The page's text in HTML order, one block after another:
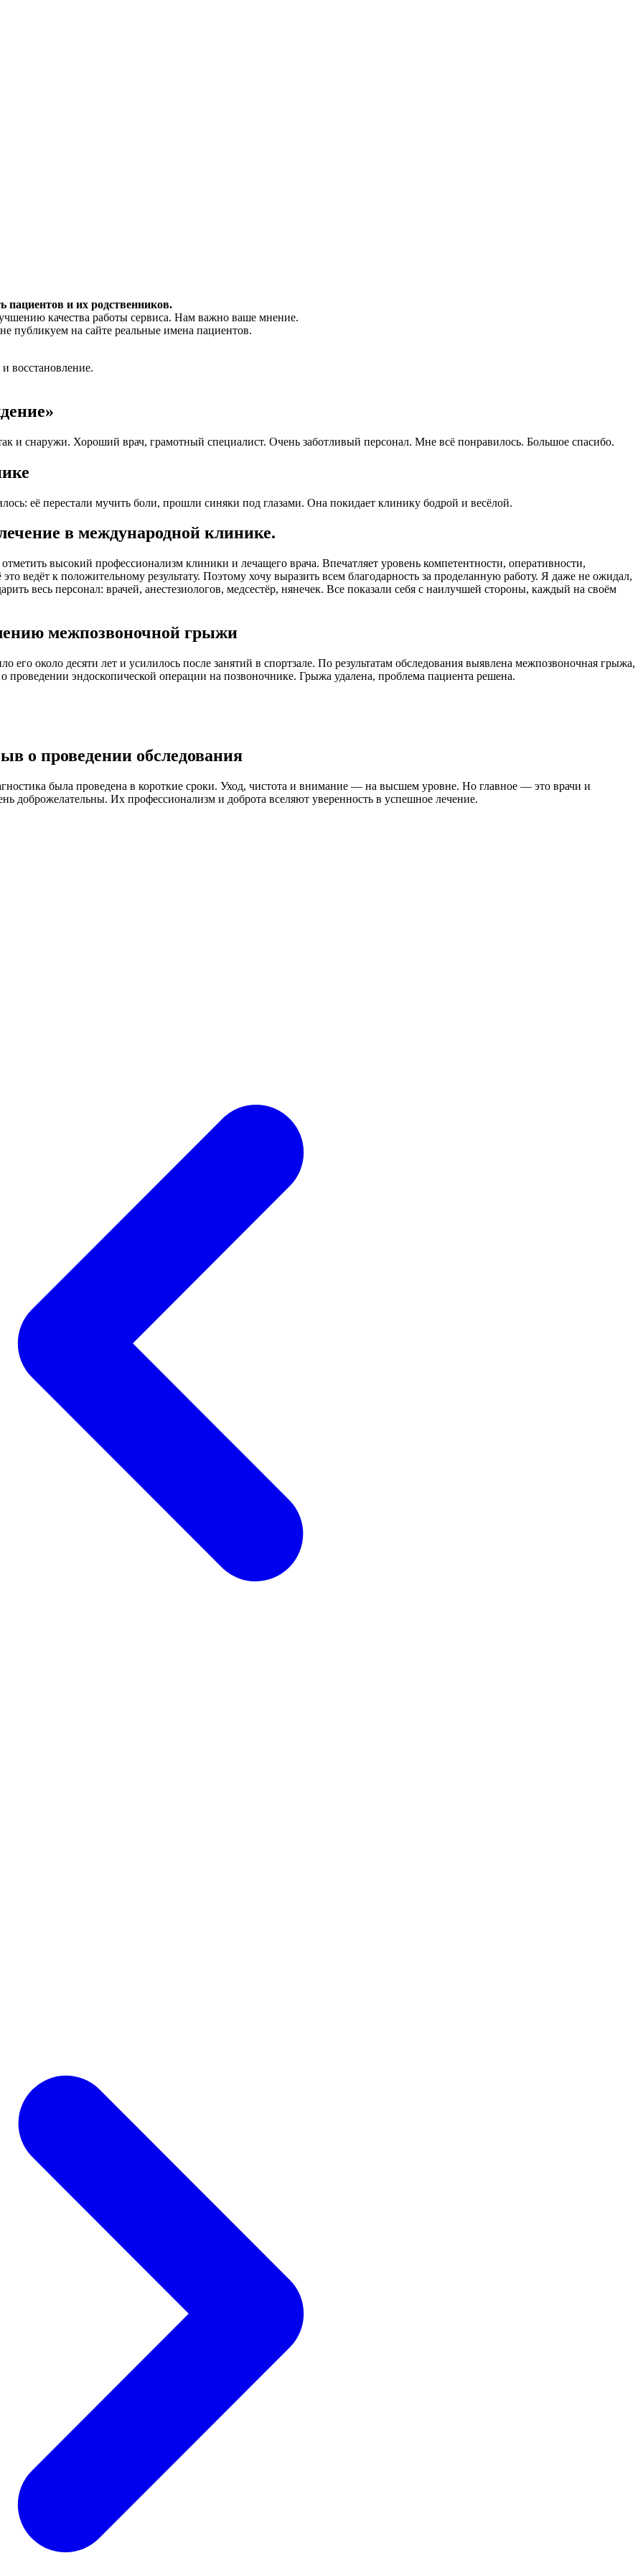
пациентов и их родственников.
качества работы сервиса. Нам важно ваше мнение.
публикуем на сайте реальные имена пациентов.
восстановление.
и снаружи. Хороший врач, грамотный специалист. Очень заботливый персонал. Мне всё понравилось. Большое спасибо.
её перестали мучить боли, прошли синяки под глазами. Она покидает клинику бодрой и весёлой.
в международной клинике.
высокий профессионализм клиники и лечащего врача. Впечатляет уровень компетентности, оперативности,
ведёт к положительному результату. Поэтому хочу выразить всем благодарность за проделанную работу. Я даже не ожидал,
весь персонал: врачей, анестезиологов, медсестёр, нянечек. Все показали себя с наилучшей стороны, каждый на своём
межпозвоночной грыжи
около десяти лет и усилилось после занятий в спортзале. По результатам обследования выявлена межпозвоночная грыжа,
эндоскопической операции на позвоночнике. Грыжа удалена, проблема пациента решена.
о проведении обследования
была проведена в короткие сроки. Уход, чистота и внимание — на высшем уровне. Но главное — это врачи и
доброжелательны. Их профессионализм и доброта вселяют уверенность в успешное лечение.